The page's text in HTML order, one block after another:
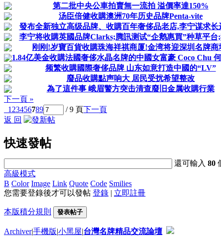
第二批中央公車拍賣無一流拍 溢價率達150%
汤臣倍健收購澳洲70年历史品牌Penta-vite
發布全新独立高级品牌、收購百年奢侈品老店,李宁谋求长
李宁将收購英國品牌Clarks;腾訊测试“企鹅惠買”种草平台
刚刚!岁寶百貨收購珠海祥祺商厦!金湾将迎深圳名牌商
1.84亿美金收購法國奢侈水晶名牌的中國女富豪 Coco Chu
频繁收購國際奢侈品牌 山东如意打造中國的“LV”
廢品收購點声响大 居民受扰希望整改
為了這件事 峨眉警方突击清查廢旧金属收購行業
下一頁 »
1 23456789 / 9 頁下一頁
返 回
快速發帖
還可輸入80
高級模式
B Color Image Link Quote Code Smilies
您需要登錄後才可以發帖 登錄 | 立即註冊
本版積分規則 發表帖子
Archiver|手機版|小黑屋|台灣名牌精品交流論壇